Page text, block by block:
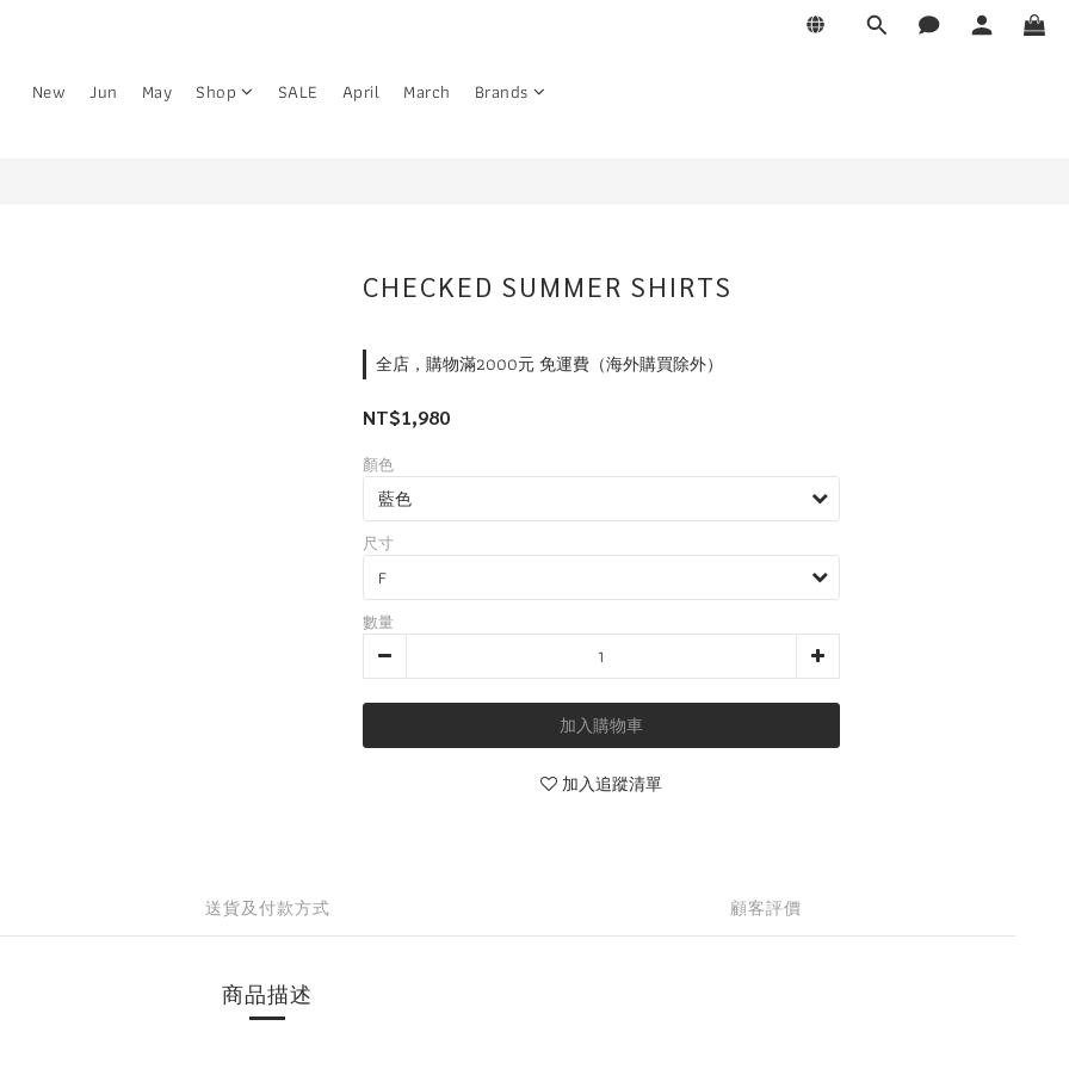
New Jun May Shop SALE April March Brands
CHECKED SUMMER SHIRTS
全店，購物滿2000元 免運費（海外購買除外）
NT$1,980
顏色
尺寸
數量
加入購物車
加入追蹤清單
送貨及付款方式 顧客評價
商品描述